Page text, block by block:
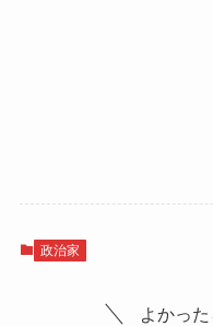
政治家
よかっ